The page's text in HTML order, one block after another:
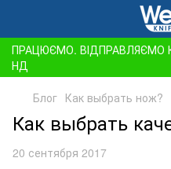
ПРАЦЮЄМО. ВІДПРАВЛЯЄМО
НД
Блог Как выбрать нож?
Как выбрать
20 сентября 2017